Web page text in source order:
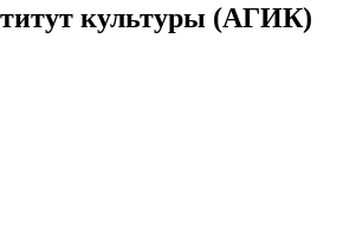
культуры (АГИК)